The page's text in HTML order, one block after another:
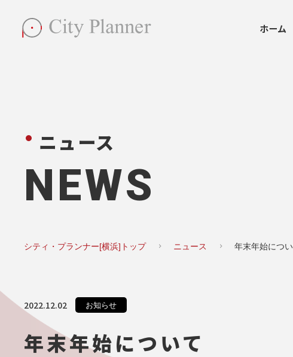
ホーム
ニュース
NEWS
シティ・プランナー[横浜]トップ ニュース 年末年始につ
2022.12.02 お知らせ
年末年始について